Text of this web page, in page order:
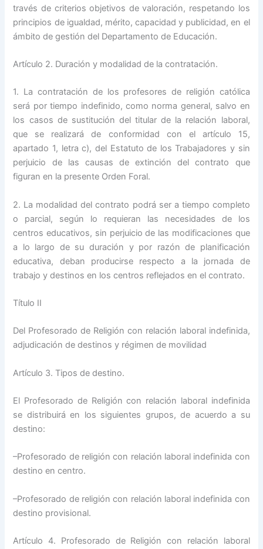
través de criterios objetivos de valoración, respetando los
principios de igualdad, mérito, capacidad y publicidad, en el
ámbito de gestión del Departamento de Educación.
Artículo 2. Duración y modalidad de la contratación.
1. La contratación de los profesores de religión católica
será por tiempo indefinido, como norma general, salvo en
los casos de sustitución del titular de la relación laboral,
que se realizará de conformidad con el artículo 15,
apartado 1, letra c), del Estatuto de los Trabajadores y sin
perjuicio de las causas de extinción del contrato que
figuran en la presente Orden Foral.
2. La modalidad del contrato podrá ser a tiempo completo
o parcial, según lo requieran las necesidades de los
centros educativos, sin perjuicio de las modificaciones que
a lo largo de su duración y por razón de planificación
educativa, deban producirse respecto a la jornada de
trabajo y destinos en los centros reflejados en el contrato.
Título II
Del Profesorado de Religión con relación laboral indefinida,
adjudicación de destinos y régimen de movilidad
Artículo 3. Tipos de destino.
El Profesorado de Religión con relación laboral indefinida
se distribuirá en los siguientes grupos, de acuerdo a su
destino:
–Profesorado de religión con relación laboral indefinida con
destino en centro.
–Profesorado de religión con relación laboral indefinida con
destino provisional.
Artículo 4. Profesorado de Religión con relación laboral